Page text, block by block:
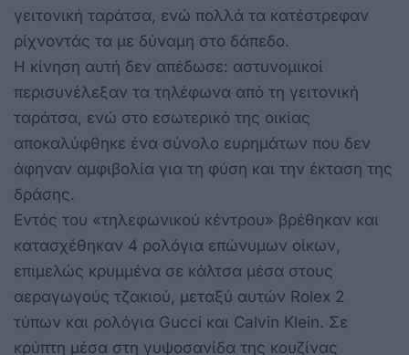
γειτονική ταράτσα, ενώ πολλά τα κατέστρεφαν
ρίχνοντάς τα με δύναμη στο δάπεδο.
Η κίνηση αυτή δεν απέδωσε: αστυνομικοί
περισυνέλεξαν τα τηλέφωνα από τη γειτονική
ταράτσα, ενώ στο εσωτερικό της οικίας
αποκαλύφθηκε ένα σύνολο ευρημάτων που δεν
άφηναν αμφιβολία για τη φύση και την έκταση της
δράσης.
Εντός του «τηλεφωνικού κέντρου» βρέθηκαν και
κατασχέθηκαν 4 ρολόγια επώνυμων οίκων,
επιμελώς κρυμμένα σε κάλτσα μέσα στους
αεραγωγούς τζακιού, μεταξύ αυτών Rolex 2
τύπων και ρολόγια Gucci και Calvin Klein. Σε
κρύπτη μέσα στη γυψοσανίδα της κουζίνας